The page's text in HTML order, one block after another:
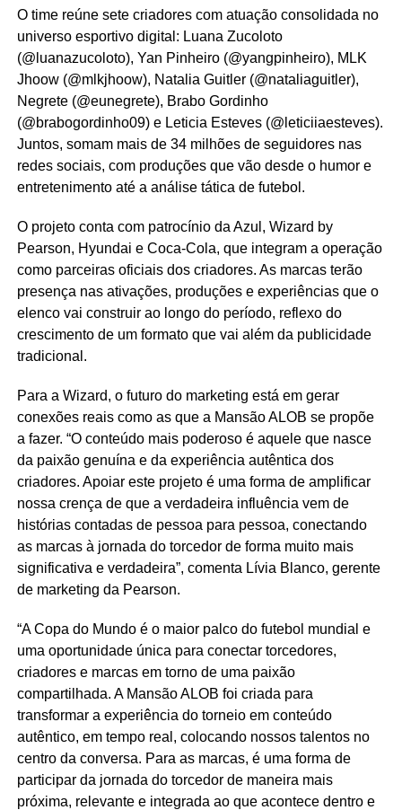
O time reúne sete criadores com atuação consolidada no
universo esportivo digital: Luana Zucoloto
(@luanazucoloto), Yan Pinheiro (@yangpinheiro), MLK
Jhoow (@mlkjhoow), Natalia Guitler (@nataliaguitler),
Negrete (@eunegrete), Brabo Gordinho
(@brabogordinho09) e Leticia Esteves (@leticiiaesteves).
Juntos, somam mais de 34 milhões de seguidores nas
redes sociais, com produções que vão desde o humor e
entretenimento até a análise tática de futebol.
O projeto conta com patrocínio da Azul, Wizard by
Pearson, Hyundai e Coca-Cola, que integram a operação
como parceiras oficiais dos criadores. As marcas terão
presença nas ativações, produções e experiências que o
elenco vai construir ao longo do período, reflexo do
crescimento de um formato que vai além da publicidade
tradicional.
Para a Wizard, o futuro do marketing está em gerar
conexões reais como as que a Mansão ALOB se propõe
a fazer. “O conteúdo mais poderoso é aquele que nasce
da paixão genuína e da experiência autêntica dos
criadores. Apoiar este projeto é uma forma de amplificar
nossa crença de que a verdadeira influência vem de
histórias contadas de pessoa para pessoa, conectando
as marcas à jornada do torcedor de forma muito mais
significativa e verdadeira”, comenta Lívia Blanco, gerente
de marketing da Pearson.
“A Copa do Mundo é o maior palco do futebol mundial e
uma oportunidade única para conectar torcedores,
criadores e marcas em torno de uma paixão
compartilhada. A Mansão ALOB foi criada para
transformar a experiência do torneio em conteúdo
autêntico, em tempo real, colocando nossos talentos no
centro da conversa. Para as marcas, é uma forma de
participar da jornada do torcedor de maneira mais
próxima, relevante e integrada ao que acontece dentro e